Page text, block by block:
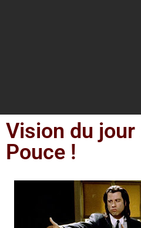
Vision du jour
Pouce !